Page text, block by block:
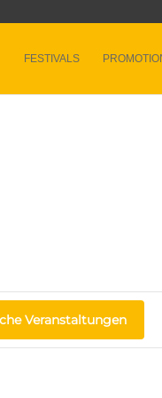
FESTIVALS
Veranstaltungen